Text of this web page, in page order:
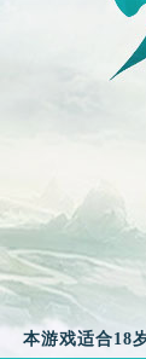
本游戏适合18